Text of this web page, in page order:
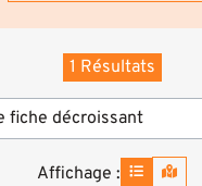
1 Résultats
Affichage :